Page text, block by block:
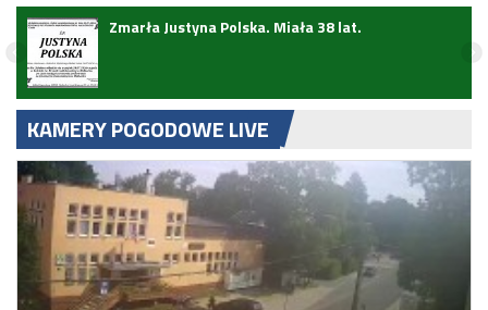
Zmarła Justyna Polska. Miała 38 lat.
KAMERY POGODOWE LIVE